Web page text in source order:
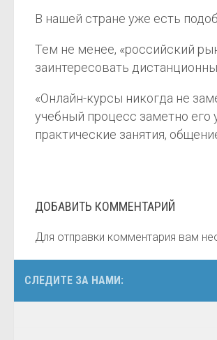
В нашей стране уже есть
Тем не менее, «российский
заинтересовать
«Онлайн-курсы никогда не
учебный процесс заметно
практические занятия,
ДОБАВИТЬ КОММЕНТАРИЙ
Для отправки комментария вам
СЛЕДИТЕ ЗА НАМИ: